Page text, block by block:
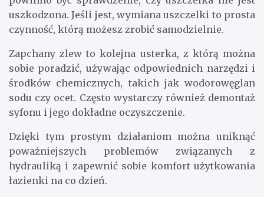
uszkodzona. Jeśli jest, wymiana uszczelki to prosta
czynność, którą możesz zrobić samodzielnie.
Zapchany zlew to kolejna usterka, z którą można
sobie poradzić, używając odpowiednich narzędzi i
środków chemicznych, takich jak wodorowęglan
sodu czy ocet. Często wystarczy również demontaż
syfonu i jego dokładne oczyszczenie.
Dzięki tym prostym działaniom można uniknąć
poważniejszych problemów związanych z
hydrauliką i zapewnić sobie komfort użytkowania
łazienki na co dzień.